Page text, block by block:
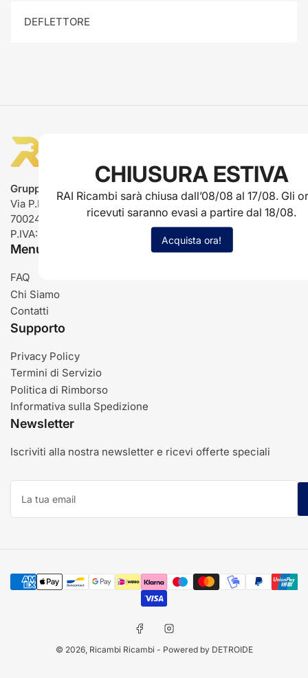
DEFLETTORE
Gruppo Rai ricambi
Via P.L. Nervi, 66
70024 Gravina in Puglia (BA)
P.IVA: IT03485840726
Menu
FAQ
Chi Siamo
Contatti
Supporto
Privacy Policy
Termini di Servizio
Politica di Rimborso
Informativa sulla Spedizione
Newsletter
Iscriviti alla nostra newsletter e ricevi offerte speciali
La
tua
Modalità
di
pagamento
FacebookInstagram
© 2026, Ricambi Ricambi - Powered by DETROIDE
CHIUSURA ESTIVA
RAI Ricambi sarà chiusa dall’08/08 al 17/08. Gli
ricevuti saranno evasi a partire dal 18/08.
Acquista ora!